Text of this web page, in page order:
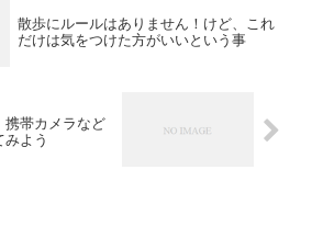
散歩にルールはありません！けど、これ
だけは気をつけた方がいいという事
携帯カメラなど
よう